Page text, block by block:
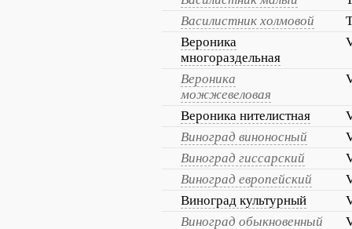
Василистник холмовой
Вероника
многораздельная
Вероника
можжевеловая
Вероника нителистная
Виноград виноносный
Виноград гиссарский
Виноград европейский
Виноград культурный
Виноград обыкновенный